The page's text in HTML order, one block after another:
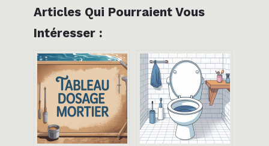
Articles Qui Pourraient Vous
Intéresser :